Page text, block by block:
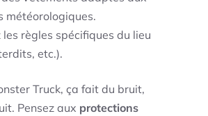
météorologiques.
les règles spécifiques du lieu
etc.).
Truck, ça fait du bruit,
Pensez aux protections